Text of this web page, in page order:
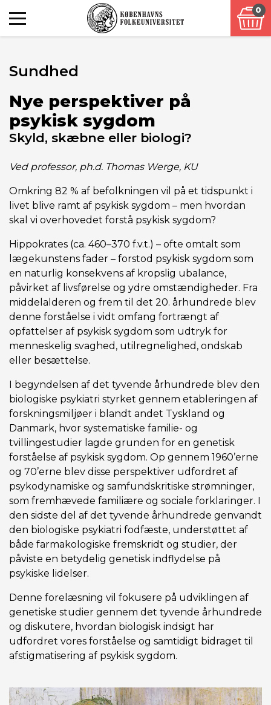
0
Sundhed
Nye perspektiver på
psykisk sygdom
Skyld, skæbne eller biologi?
Ved professor, ph.d. Thomas Werge, KU
Omkring 82 % af befolkningen vil på et tidspunkt i
livet blive ramt af psykisk sygdom – men hvordan
skal vi overhovedet forstå psykisk sygdom?
Hippokrates (ca. 460–370 f.v.t.) – ofte omtalt som
lægekunstens fader – forstod psykisk sygdom som
en naturlig konsekvens af kropslig ubalance,
påvirket af livsførelse og ydre omstændigheder. Fra
middelalderen og frem til det 20. århundrede blev
denne forståelse i vidt omfang fortrængt af
opfattelser af psykisk sygdom som udtryk for
menneskelig svaghed, utilregnelighed, ondskab
eller besættelse.
I begyndelsen af det tyvende århundrede blev den
biologiske psykiatri styrket gennem etableringen af
forskningsmiljøer i blandt andet Tyskland og
Danmark, hvor systematiske familie- og
tvillingestudier lagde grunden for en genetisk
forståelse af psykisk sygdom. Op gennem 1960’erne
og 70’erne blev disse perspektiver udfordret af
psykodynamiske og samfundskritiske strømninger,
som fremhævede familiære og sociale forklaringer. I
den sidste del af det tyvende århundrede genvandt
den biologiske psykiatri fodfæste, understøttet af
både farmakologiske fremskridt og studier, der
påviste en betydelig genetisk indflydelse på
psykiske lidelser.
Denne forelæsning vil fokusere på udviklingen af
genetiske studier gennem det tyvende århundrede
og diskutere, hvordan biologisk indsigt har
udfordret vores forståelse og samtidigt bidraget til
afstigmatisering af psykisk sygdom.